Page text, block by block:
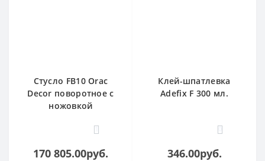
Стусло FB10 Orac
Decor поворотное с
ножовкой
1
170 805.00руб.
Клей-шпатлевка
Adefix F 300 мл.
0
346.00руб.